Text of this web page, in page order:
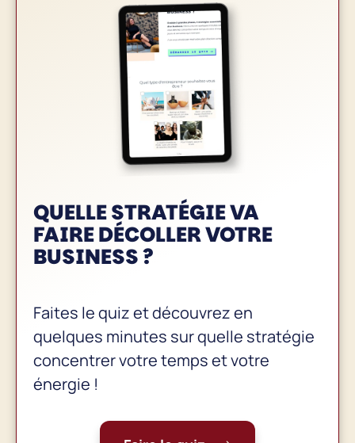
QUELLE STRATÉGIE VA
FAIREDÉCOLLER VOTRE
BUSINESS?
Faites le quiz et découvrez en
quelques minutes sur quelle stratégie
concentrer votre temps et votre
énergie !